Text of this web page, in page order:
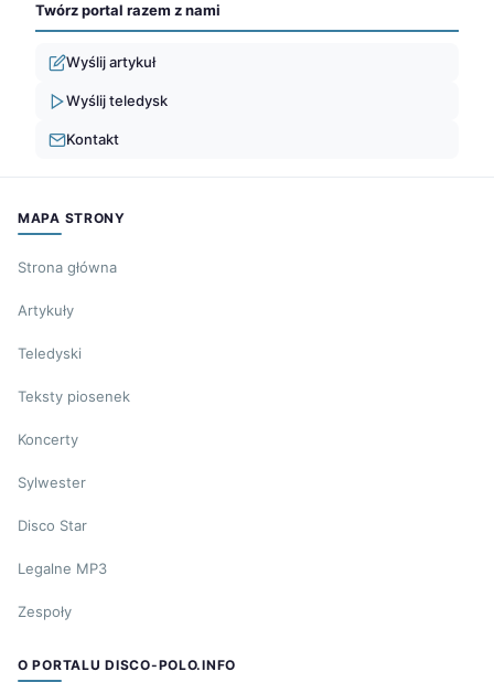
Twórz portal razem z nami
Wyślij artykuł
Wyślij teledysk
Kontakt
MAPA STRONY
Strona główna
Artykuły
Teledyski
Teksty piosenek
Koncerty
Sylwester
Disco Star
Legalne MP3
Zespoły
O PORTALU DISCO-POLO.INFO